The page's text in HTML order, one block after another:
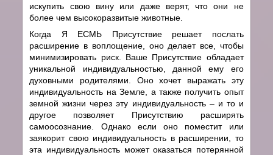
искупить свою вину или даже верят, что они не
более чем высокоразвитые животные.
Когда Я ЕСМЬ Присутствие решает послать
расширение в воплощение, оно делает все, чтобы
минимизировать риск. Ваше Присутствие обладает
уникальной индивидуальностью, данной ему его
духовными родителями. Оно хочет выражать эту
индивидуальность на Земле, а также получить опыт
земной жизни через эту индивидуальность – и то и
другое позволяет Присутствию расширять
самоосознание. Однако если оно поместит или
заякорит свою индивидуальность в расширении, то
эта индивидуальность может оказаться потерянной